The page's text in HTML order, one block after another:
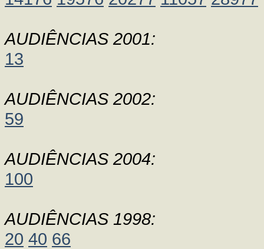
AUDIÊNCIAS 2001:
13
AUDIÊNCIAS 2002:
59
AUDIÊNCIAS 2004:
100
AUDIÊNCIAS 1998:
20 40 66